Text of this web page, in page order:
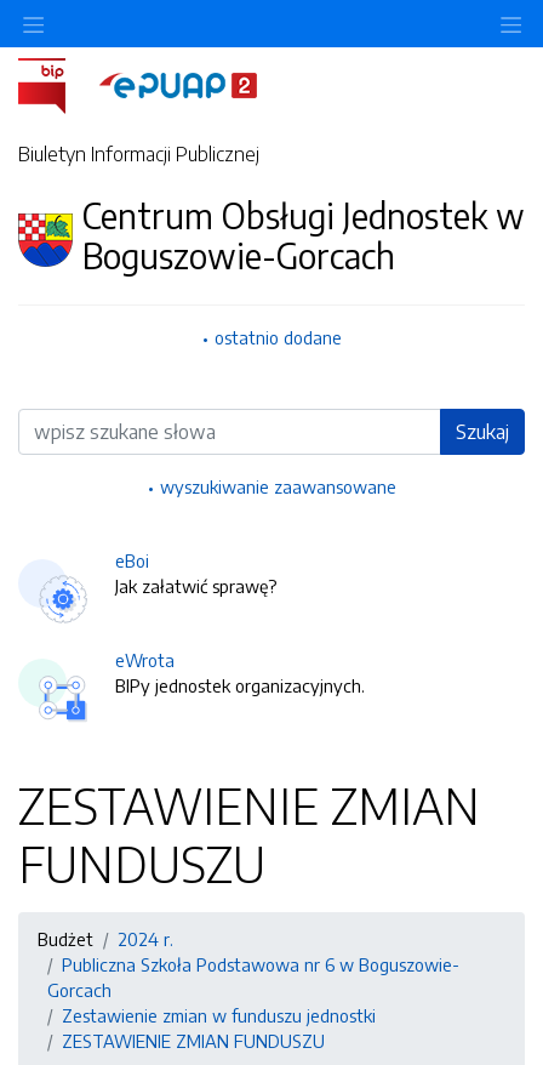
Biuletyn Informacji Publicznej
Centrum Obsługi Jednostek w
Boguszowie-Gorcach
ostatnio dodane
Wyszukiwarka Szukaj
wyszukiwanie zaawansowane
eBoi
Jak załatwić sprawę?
eWrota
BIPy jednostek organizacyjnych.
ZESTAWIENIE ZMIAN
FUNDUSZU
Budżet
2024 r.
Publiczna Szkoła Podstawowa nr 6 w Boguszowie-
Gorcach
Zestawienie zmian w funduszu jednostki
ZESTAWIENIE ZMIAN FUNDUSZU